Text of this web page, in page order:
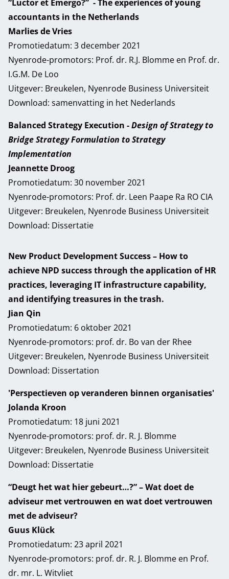
“Luctor et Emergo?” - The experiences of young
accountants in the Netherlands
Marlies de Vries
Promotiedatum: 3 december 2021
Nyenrode-promotors: Prof. dr. R.J. Blomme en Prof. dr.
I.G.M. De Loo
Uitgever: Breukelen, Nyenrode Business Universiteit
Download: samenvatting in het Nederlands
Balanced Strategy Execution -Design of Strategy to
Bridge Strategy Formulation to Strategy
Implementation
Jeannette Droog
Promotiedatum: 30 november 2021
Nyenrode-promotors: Prof. dr. Leen Paape Ra RO CIA
Uitgever: Breukelen, Nyenrode Business Universiteit
Download: Dissertatie
New Product Development Success – How to
achieve NPD success through the application of HR
practices, leveraging IT infrastructure capability,
and identifying treasures in the trash.
Jian Qin
Promotiedatum: 6 oktober 2021
Nyenrode-promotors: prof. dr. Bo van der Rhee
Uitgever: Breukelen, Nyenrode Business Universiteit
Download: Dissertation
'Perspectieven op veranderen binnen organisaties'
Jolanda Kroon
Promotiedatum: 18 juni 2021
Nyenrode-promotors: prof. dr. R. J. Blomme
Uitgever: Breukelen, Nyenrode Business Universiteit
Download: Dissertatie
“Deugt het wat hier gebeurt…?” – Wat doet de
adviseur met vertrouwen en wat doet vertrouwen
met de adviseur?
Guus Klück
Promotiedatum: 23 april 2021
Nyenrode-promotors: prof. dr. R. J. Blomme en Prof.
dr. mr. L. Witvliet